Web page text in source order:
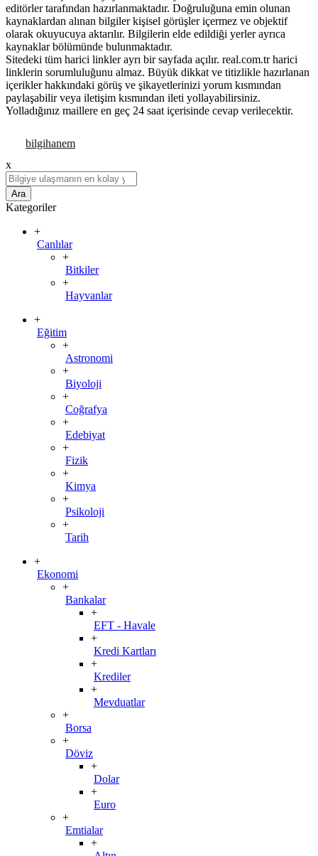
editörler tarafından hazırlanmaktadır. Doğruluğuna emin olunan
kaynaklardan alınan bilgiler kişisel görüşler içermez ve objektif
olarak okuyucuya aktarılır. Bilgilerin elde edildiği yerler ayrıca
kaynaklar bölümünde bulunmaktadır.
Sitedeki tüm harici linkler ayrı bir sayfada açılır. real.com.tr harici
linklerin sorumluluğunu almaz. Büyük dikkat ve titizlikle hazırlanan
içerikler hakkındaki görüş ve şikayetlerinizi yorum kısmından
paylaşabilir veya iletişim kısmından ileti yollayabilirsiniz.
Yolladığınız maillere en geç 24 saat içerisinde cevap verilecektir.
x
Ara
Kategoriler
+
Canlılar
+
Bitkiler
+
Hayvanlar
+
Eğitim
+
Astronomi
+
Biyoloji
+
Coğrafya
+
Edebiyat
+
Fizik
+
Kimya
+
Psikoloji
+
Tarih
+
Ekonomi
+
Bankalar
+
EFT - Havale
+
Kredi Kartları
+
Krediler
+
Mevduatlar
+
Borsa
+
Döviz
+
Dolar
+
Euro
+
Emtialar
+